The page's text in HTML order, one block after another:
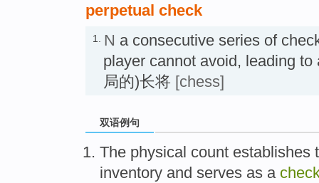
perpetual check
1. N a consecutive series of
player cannot avoid, leading
局的)长将 [chess]
双语例句
The physical count establishes
inventory and serves as a